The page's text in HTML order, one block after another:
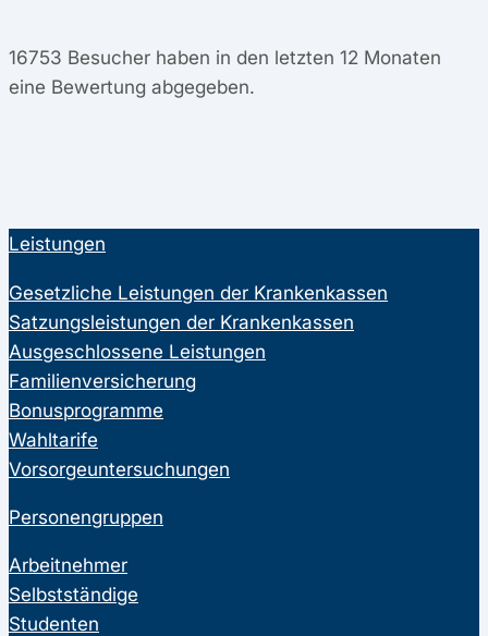
16753 Besucher haben in den letzten 12 Monaten
eine Bewertung abgegeben.
Leistungen
Gesetzliche Leistungen der Krankenkassen
Satzungsleistungen der Krankenkassen
Ausgeschlossene Leistungen
Familienversicherung
Bonusprogramme
Wahltarife
Vorsorgeuntersuchungen
Personengruppen
Arbeitnehmer
Selbstständige
Studenten